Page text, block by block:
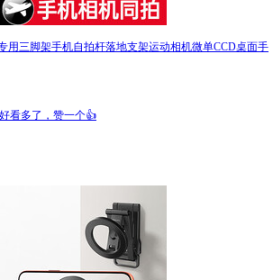
用三脚架手机自拍杆落地支架运动相机微单CCD桌面手
看多了，赞一个👍